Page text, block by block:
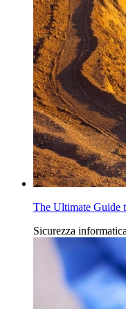
The Ultimate Guide
Sicurezza